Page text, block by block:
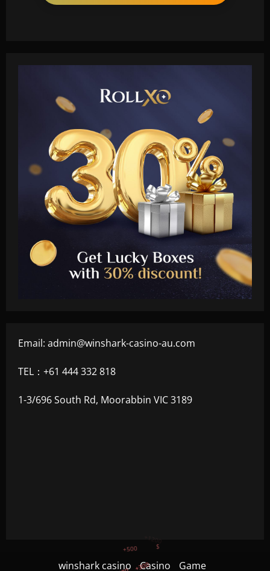
Email: admin@winshark-casino-au.com
TEL：+61 444 332 818
1-3/696 South Rd, Moorabbin VIC 3189
winshark casino Casino Game
+300
+750